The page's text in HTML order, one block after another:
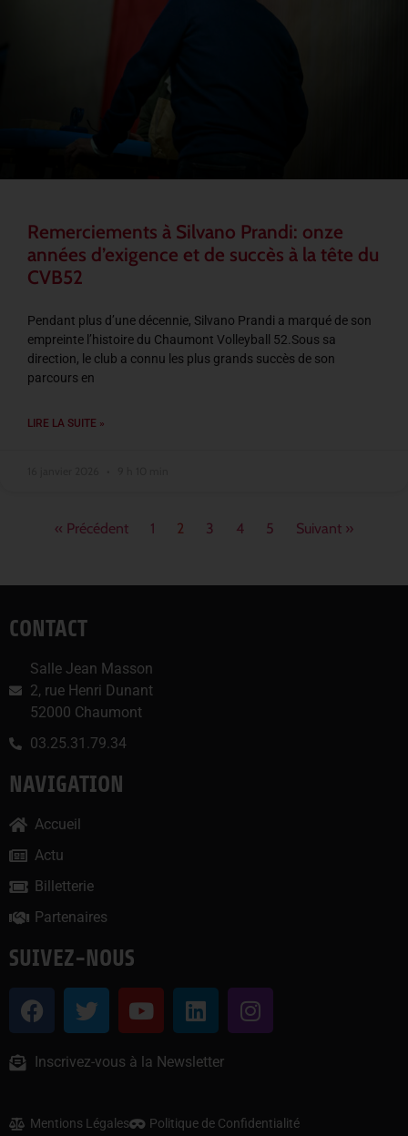
Remerciements à Silvano Prandi: onze
années d’exigence et de succès à la tête du
CVB52
Pendant plus d’une décennie, Silvano Prandi a marqué de son
empreinte l’histoire du Chaumont Volleyball 52.Sous sa
direction, le club a connu les plus grands succès de son
parcours en
LIRE LA SUITE »
« Précédent 1 2 3 4 5 Suivant »
CONTACT
Salle Jean Masson
2, rue Henri Dunant
52000 Chaumont
03.25.31.79.34
NAVIGATION
Accueil
Actu
Billetterie
Partenaires
SUIVEZ-NOUS
Inscrivez-vous à la Newsletter
Mentions Légales
Politique de Confidentialité